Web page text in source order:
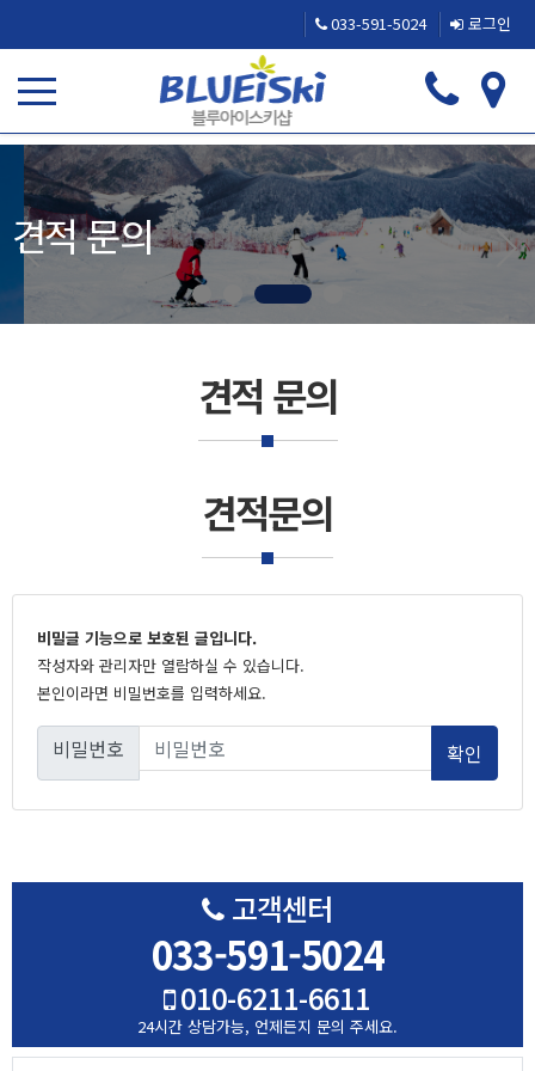
033-591-5024 로그인
견적 문의
견적 문의
견적문의
비밀글 기능으로 보호된 글입니다.
작성자와 관리자만 열람하실 수 있습니다.
본인이라면 비밀번호를 입력하세요.
비밀번호
고객센터
033-591-5024
010-6211-6611
24시간 상담가능, 언제든지 문의 주세요.